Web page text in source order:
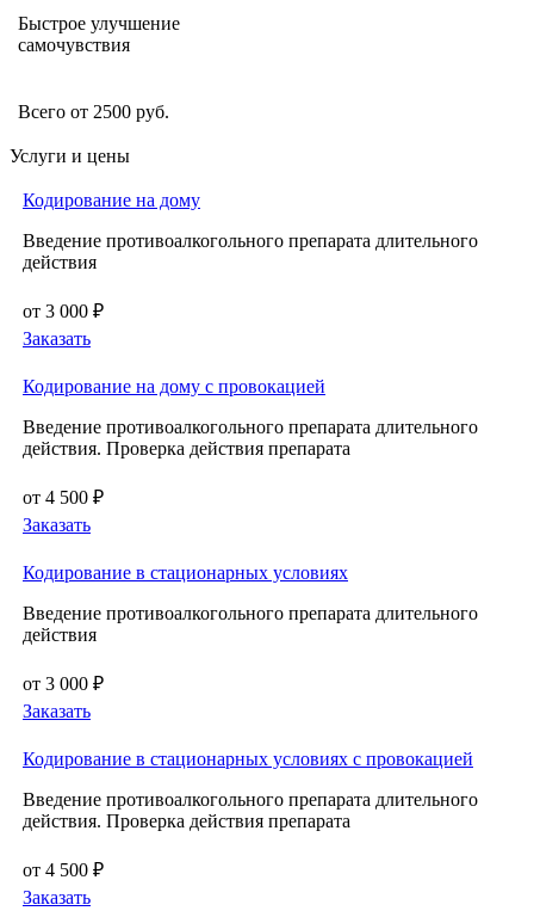
Быстрое улучшение
самочувствия
Всего от 2500 руб.
Услуги и цены
Кодирование на дому
Введение противоалкогольного препарата длительного
действия
от 3 000 ₽
Заказать
Кодирование на дому с провокацией
Введение противоалкогольного препарата длительного
действия. Проверка действия препарата
от 4 500 ₽
Заказать
Кодирование в стационарных условиях
Введение противоалкогольного препарата длительного
действия
от 3 000 ₽
Заказать
Кодирование в стационарных условиях с провокацией
Введение противоалкогольного препарата длительного
действия. Проверка действия препарата
от 4 500 ₽
Заказать